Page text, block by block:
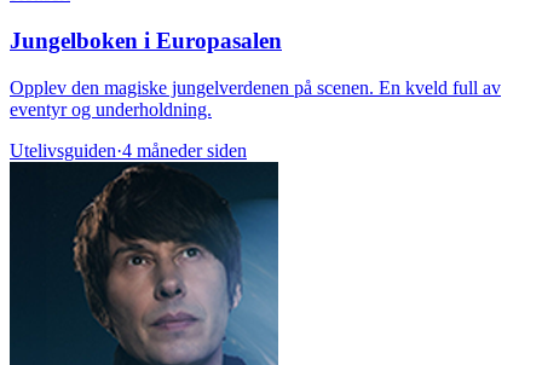
Jungelboken i Europasalen
Opplev den magiske jungelverdenen på scenen. En kveld full av
eventyr og underholdning.
Utelivsguiden·4 måneder siden